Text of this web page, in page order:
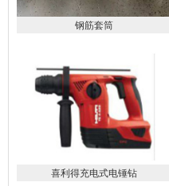
钢筋套筒
喜利得充电式电锤钻